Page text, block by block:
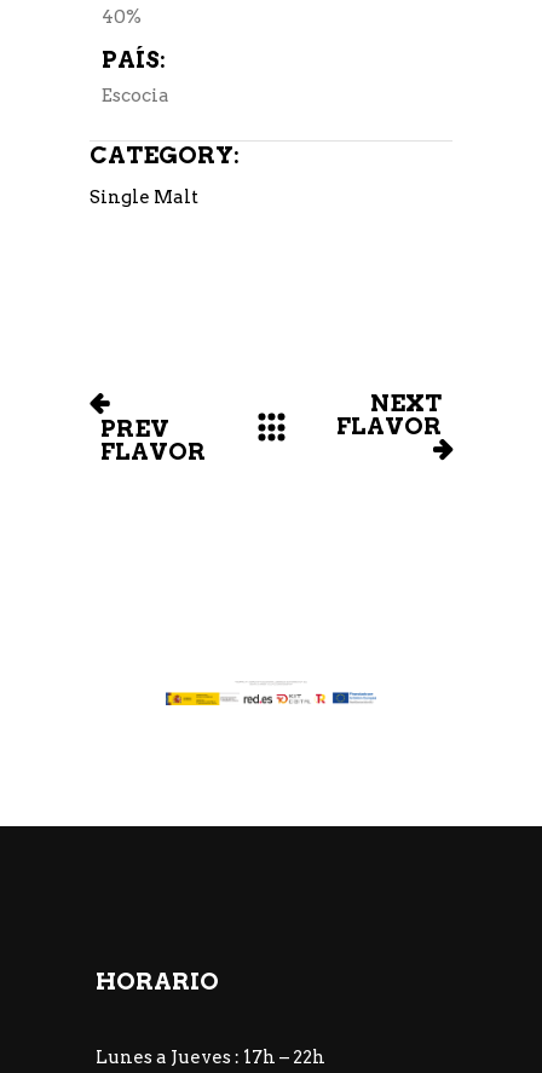
40%
PAÍS:
Escocia
CATEGORY:
Single Malt
PREV
FLAVOR
NEXT
FLAVOR
HORARIO
Lunes a Jueves : 17h – 22h